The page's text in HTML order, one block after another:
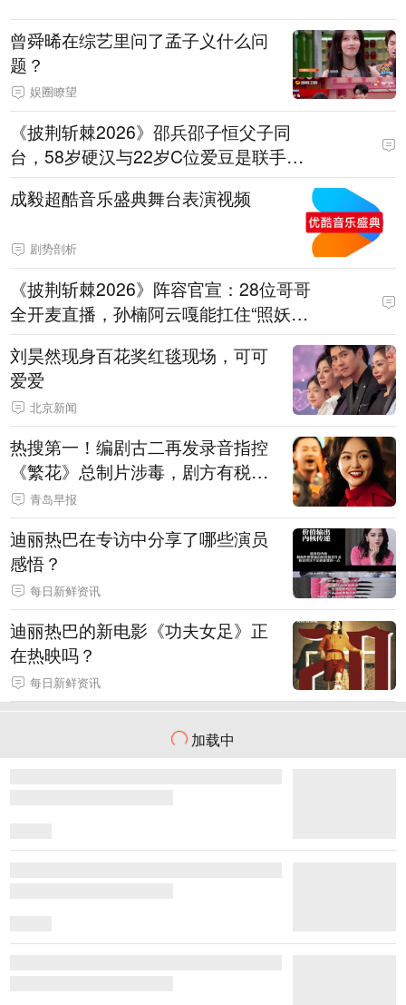
曾舜晞在综艺里问了孟子义什么问
题？
娱圈瞭望
《披荆斩棘2026》邵兵邵子恒父子同
台，58岁硬汉与22岁C位爱豆是联手还
是对决？
成毅超酷音乐盛典舞台表演视频
剧势剖析
《披荆斩棘2026》阵容官宣：28位哥哥
全开麦直播，孙楠阿云嘎能扛住“照妖
镜”吗？
刘昊然现身百花奖红毯现场，可可
爱爱
北京新闻
热搜第一！编剧古二再发录音指控
《繁花》总制片涉毒，剧方有税务
问题，录音中王家卫称“一点够了，
要不然又要出事”
青岛早报
迪丽热巴在专访中分享了哪些演员
感悟？
每日新鲜资讯
迪丽热巴的新电影《功夫女足》正
在热映吗？
每日新鲜资讯
加载中